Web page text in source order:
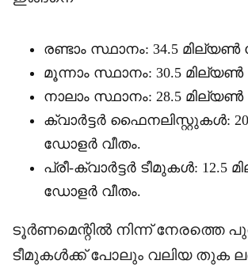
രണ്ടാം സ്ഥാനം: 34.5
മൂന്നാം സ്ഥാനം: 30.5
നാലാം സ്ഥാനം: 28.5
ക്വാർട്ടർ ഫൈനലിസ്റ്റുകൾ:
ഡോളർ വീതം.
പ്രീ-ക്വാർട്ടർ ടീമുകൾ: 12.5
ഡോളർ വീതം.
ടൂർണമെന്റിൽ നിന്ന് നേരത്തെ
ടീമുകൾക്ക് പോലും വലിയ തുക